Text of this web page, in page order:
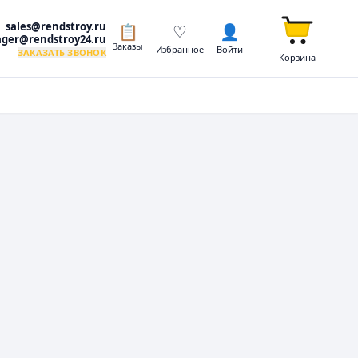
sales@rendstroy.ru
ЗАКАЗАТЬ ЗВОНОК
📋
Заказы
♡
Избранное
👤
Войти
Корзина